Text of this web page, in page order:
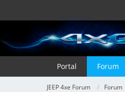
Portal Forum
JEEP 4xe Forum Forum